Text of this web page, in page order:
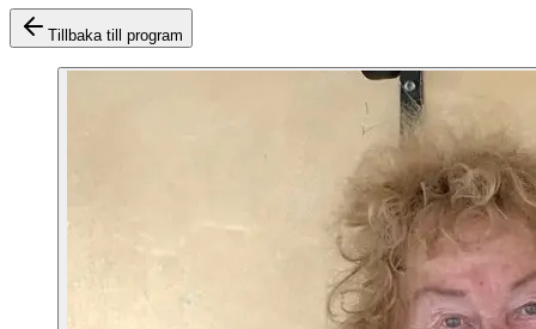
Tillbaka till program